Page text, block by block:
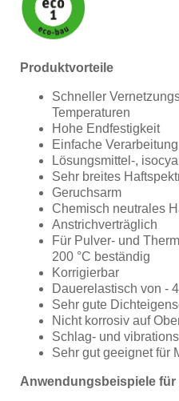
Produktvorteile
Schneller
Temperaturen
Hohe Endfestigkeit
Einfache Verarbeitung
Lösungsmittel-,
Sehr breites
Geruchsarm
Chemisch neutrales
Anstrichverträglich
Für Pulver- und
200 °C beständig
Korrigierbar
Dauerelastisch von -
Sehr gute
Nicht korrosiv auf
Schlag- und
Sehr gut geeignet für
Anwendungsbeispiele